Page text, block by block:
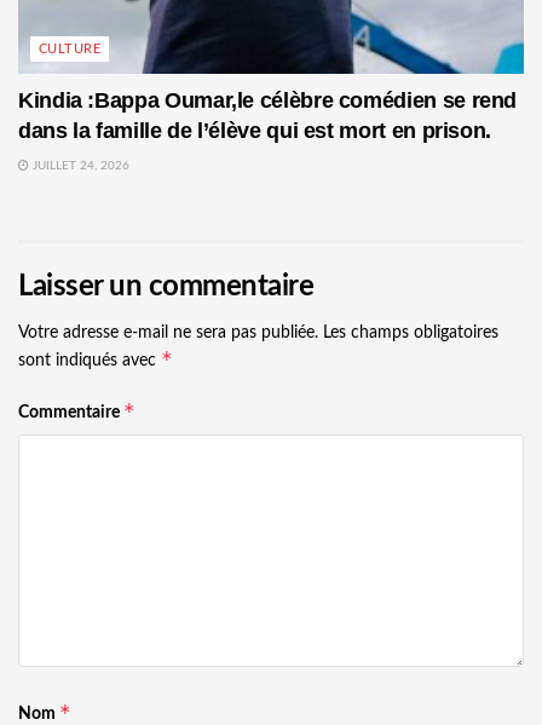
CULTURE
Kindia :Bappa Oumar,le célèbre comédien se rend
dans la famille de l’élève qui est mort en prison.
JUILLET 24, 2026
Laisser un commentaire
Votre adresse e-mail ne sera pas publiée. Les champs obligatoires
sont indiqués avec *
Commentaire *
Nom *